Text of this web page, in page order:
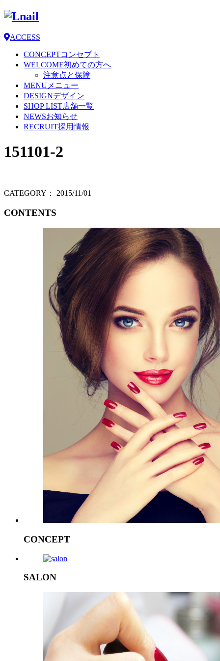
ACCESS
CONCEPTコンセプト
WELCOME初めての方へ
注意点と保障
MENU メニュー
DESIGNデザイン
SHOP LIST店舗一覧
NEWSお知らせ
RECRUIT採用情報
151101-2
CATEGORY： 2015/11/01
CONTENTS
CONCEPT
SALON